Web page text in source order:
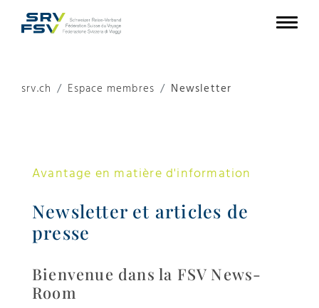
srv.ch Espace membres Newsletter
Avantage en matière d'information
Newsletter et articles de
presse
Bienvenue dans la FSV News-
Room